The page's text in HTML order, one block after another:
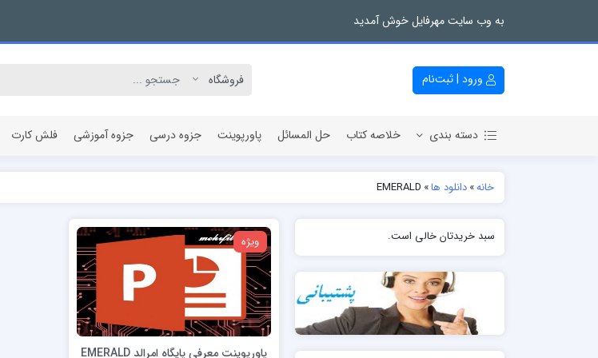
به وب سایت مهرفایل خوش آمدید
ورود | ثبت‌نام
دسته بندی
مقاله پژوهشی
خلاصه کتاب حل المسائل پاورپوینت جزوه درسی جزوه آموزشی فلش کارت
خانه»دانلود ها»
EMERALD
ویژه
پاورپوینت معرفی پایگاه امرالد EMERALD
سبد خریدتان خالی است.